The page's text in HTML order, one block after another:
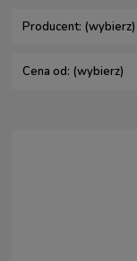
Producent: (wybierz)
Cena od: (wybierz)